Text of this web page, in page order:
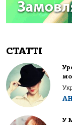
СТАТТІ
У